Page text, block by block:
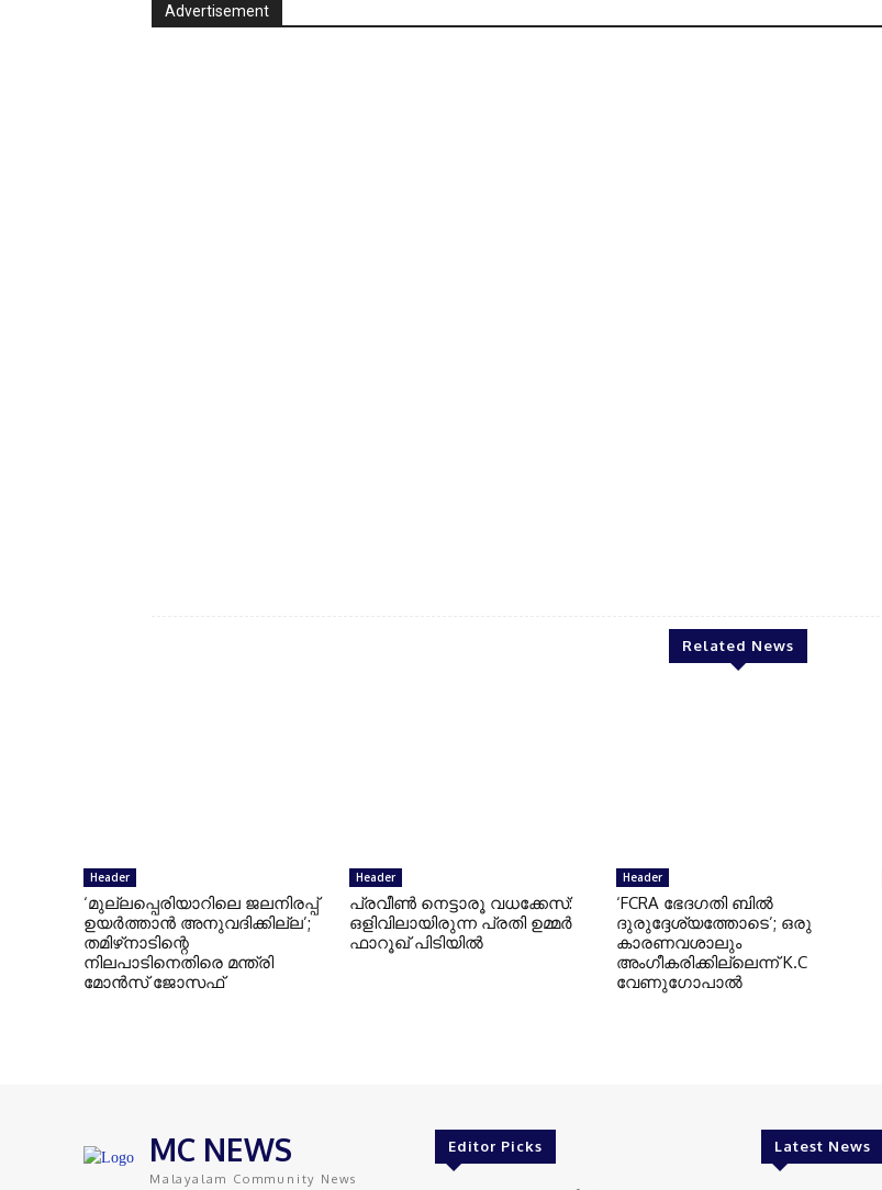
Advertisement
Related News
Header
‘മുല്ലപ്പെരിയാറിലെ ജലനിരപ്പ്
ഉയർത്താൻ അനുവദിക്കില്ല’;
തമിഴ്‌നാടിന്റെ
നിലപാടിനെതിരെ മന്ത്രി
മോൻസ് ജോസഫ്
Header
പ്രവീൺ നെട്ടാരൂ വധക്കേസ്:
ഒളിവിലായിരുന്ന പ്രതി ഉമ്മർ
ഫാറൂഖ് പിടിയിൽ
Header
‘FCRA ഭേദഗതി ബിൽ
ദുരുദ്ദേശ്യത്തോടെ’; ഒരു
കാരണവശാലും
അംഗീകരിക്കില്ലെന്ന് K.C
വേണുഗോപാൽ
MC NEWS
Malayalam Community News
Editor Picks Latest News